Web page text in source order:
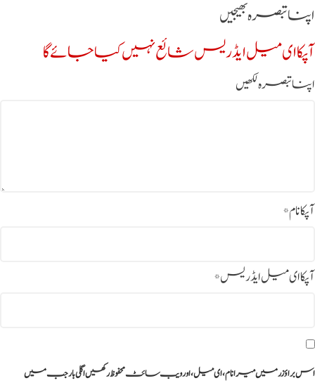
اپنا تبصرہ بھیجیں
آپکا ای میل ایڈریس شائع نہیں کیا جائے گا
اپنا تبصرہ لکھیں
آپکا نام*
آپکا ای میل ایڈریس*
اس براؤزر میں میرا نام، ای میل، اور ویب سائٹ محفوظ رکھیں اگلی بار جب میں